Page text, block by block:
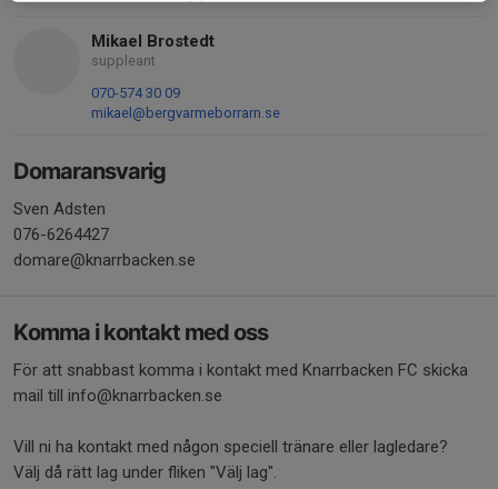
Mikael Brostedt
suppleant
070-574 30 09
mikael@bergvarmeborrarn.se
Domaransvarig
Sven Adsten
076-6264427
domare@knarrbacken.se
Komma i kontakt med oss
För att snabbast komma i kontakt med Knarrbacken FC skicka
mail till info@knarrbacken.se
Vill ni ha kontakt med någon speciell tränare eller lagledare?
Välj då rätt lag under fliken "Välj lag".